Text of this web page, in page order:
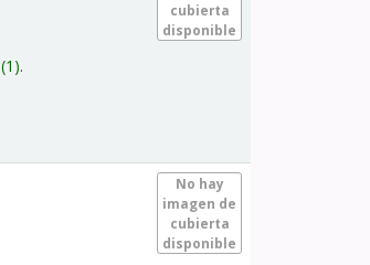
cubierta
disponible
(1).
No hay
imagen de
cubierta
disponible